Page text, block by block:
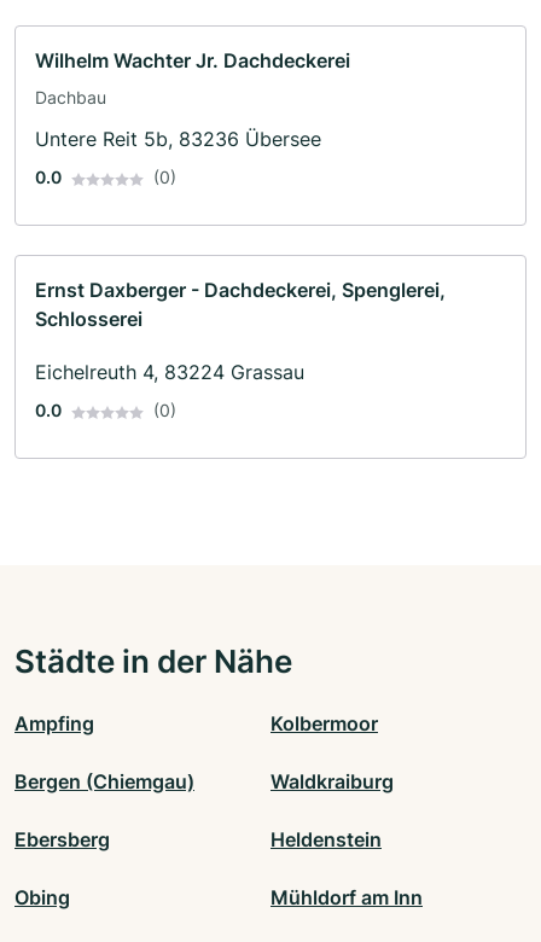
Wilhelm Wachter Jr. Dachdeckerei
Dachbau
Untere Reit 5b, 83236 Übersee
0.0 (0)
Ernst Daxberger - Dachdeckerei, Spenglerei,
Schlosserei
Eichelreuth 4, 83224 Grassau
0.0 (0)
Städte in der Nähe
Ampfing Kolbermoor
Bergen (Chiemgau) Waldkraiburg
Ebersberg Heldenstein
Obing Mühldorf am Inn